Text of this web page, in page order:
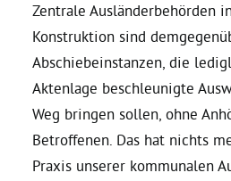
Zentrale Ausländerbehörden
Konstruktion sind
Abschiebeinstanzen, die
Aktenlage beschleunigte
Weg bringen sollen, ohne
Betroffenen. Das hat nichts
Praxis unserer kommunalen